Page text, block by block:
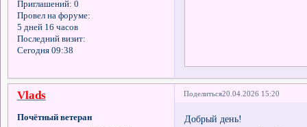
Приглашений: 0
Провел на форуме:
5 дней 16 часов
Последний визит:
Сегодня 09:38
Поделиться20.04.2026 15:20
Vlads
Почётный ветеран
Добрый день!